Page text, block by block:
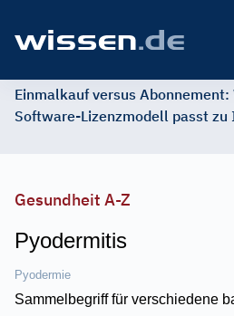
Einmalkauf versus Abonnement:
Software-Lizenzmodell passt zu
Gesundheit A-Z
Pyodermitis
Pyodermie
Sammelbegriff für verschiedene